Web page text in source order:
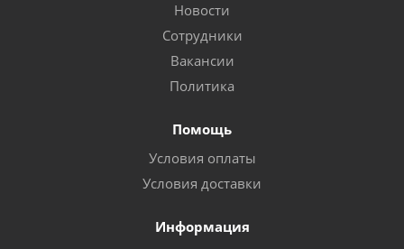
Новости
Сотрудники
Вакансии
Политика
Помощь
Условия оплаты
Условия доставки
Информация